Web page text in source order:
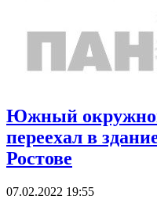
Южный
переехал в
Ростове
07.02.2022 19:55